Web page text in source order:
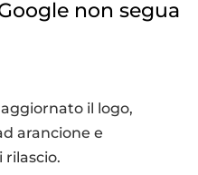
non segua
il logo,
arancione e